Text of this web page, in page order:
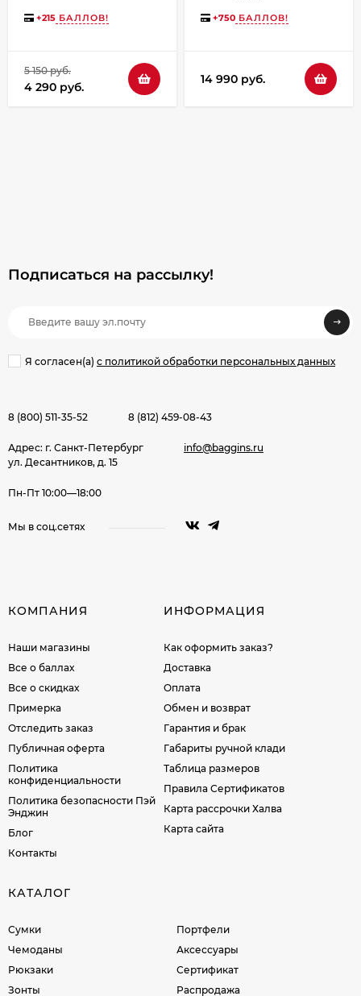
+215 БАЛЛОВ!
5 150 руб.
4 290 руб.
+750 БАЛЛОВ!
14 990 руб.
Подписаться на рассылкy!
Я согласен(a) с политикой обработки персональных данных
8 (800) 511-35-52 8 (812) 459-08-43
Адрес: г. Санкт-Петербург
ул. Десантников, д. 15
info@baggins.ru
Пн-Пт 10:00—18:00
Мы в соц.сетях
КОМПАНИЯ
Наши магазины
Все о баллах
Все о скидках
Примерка
Отследить заказ
Публичная оферта
Политика
конфиденциальности
Политика безопасности Пэй
Энджин
Блог
Контакты
ИНФОРМАЦИЯ
Как оформить заказ?
Доставка
Оплата
Обмен и возврат
Гарантия и брак
Габариты ручной клади
Таблица размеров
Правила Сертификатов
Карта рассрочки Халва
Карта сайта
КАТАЛОГ
Сумки
Чемоданы
Рюкзаки
Зонты
Портфели
Аксессуары
Сертификат
Распродажа